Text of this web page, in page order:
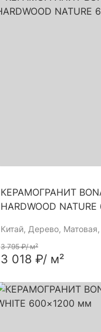
КЕРАМОГРАНИТ
HARDWOOD
Китай, Дерево,
3 795 ₽/ м²
3 018 ₽/ м²